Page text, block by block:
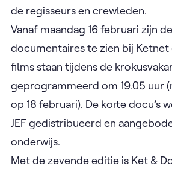
de regisseurs en crewleden.
Vanaf maandag 16 februari zijn
documentaires te zien bij Ketnet
films staan tijdens de
geprogrammeerd om 19.05 uur
op 18 februari). De korte docu’s
JEF gedistribueerd en
onderwijs. ​
Met de zevende editie is Ket &